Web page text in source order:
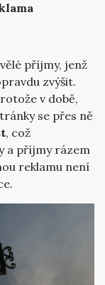
příjmy, jenž
zvýšit.
v době,
se přes ně
, což
a příjmy rázem
reklamu není